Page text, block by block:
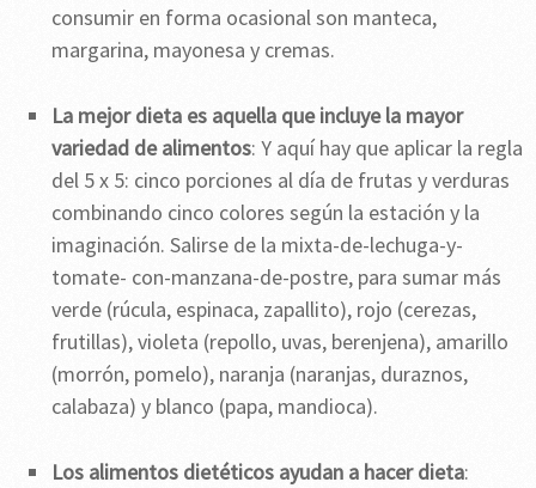
consumir en forma ocasional son manteca,
margarina, mayonesa y cremas.
La mejor dieta es aquella que incluye la mayor
variedad de alimentos: Y aquí hay que aplicar la regla
del 5 x 5: cinco porciones al día de frutas y verduras
combinando cinco colores según la estación y la
imaginación. Salirse de la mixta-de-lechuga-y-
tomate- con-manzana-de-postre, para sumar más
verde (rúcula, espinaca, zapallito), rojo (cerezas,
frutillas), violeta (repollo, uvas, berenjena), amarillo
(morrón, pomelo), naranja (naranjas, duraznos,
calabaza) y blanco (papa, mandioca).
Los alimentos dietéticos ayudan a hacer dieta: